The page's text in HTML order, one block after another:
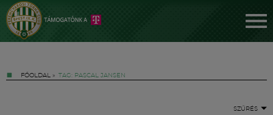
FŐOLDAL » TAG: PASCAL JANSEN
SZŰRÉS